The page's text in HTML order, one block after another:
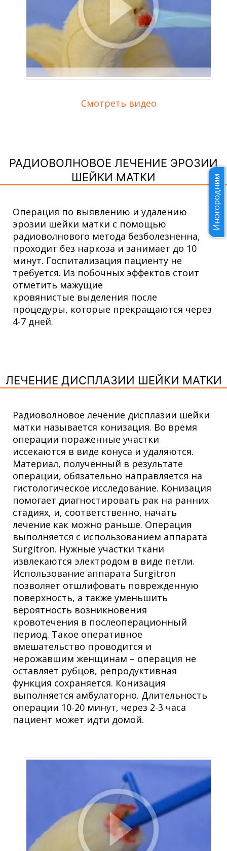
Смотреть видео
РАДИОВОЛНОВОЕ ЛЕЧЕНИЕ ЭРОЗИИ
ШЕЙКИ МАТКИ
Операция по выявлению и удалению
эрозии шейки матки с помощью
радиоволнового метода безболезненна,
проходит без наркоза и занимает до 10
минут. Госпитализация пациенту не
требуется. Из побочных эффектов стоит
отметить мажущие
кровянистые выделения после
процедуры, которые прекращаются через
4-7 дней.
ЛЕЧЕНИЕ ДИСПЛАЗИИ ШЕЙКИ МАТКИ
Радиоволновое лечение дисплазии шейки
матки называется конизация. Во время
операции пораженные участки
иссекаются в виде конуса и удаляются.
Материал, полученный в результате
операции, обязательно направляется на
гистологическое исследование. Конизация
помогает диагностировать рак на ранних
стадиях, и, соответственно, начать
лечение как можно раньше. Операция
выполняется с использованием аппарата
Surgitron. Нужные участки ткани
извлекаются электродом в виде петли.
Использование аппарата Surgitron
позволяет отшлифовать поврежденную
поверхность, а также уменьшить
вероятность возникновения
кровотечения в послеоперационный
период. Такое оперативное
вмешательство проводится и
нерожавшим женщинам – операция не
оставляет рубцов, репродуктивная
функция сохраняется. Конизация
выполняется амбулаторно. Длительность
операции 10-20 минут, через 2-3 часа
пациент может идти домой.
Иногородним